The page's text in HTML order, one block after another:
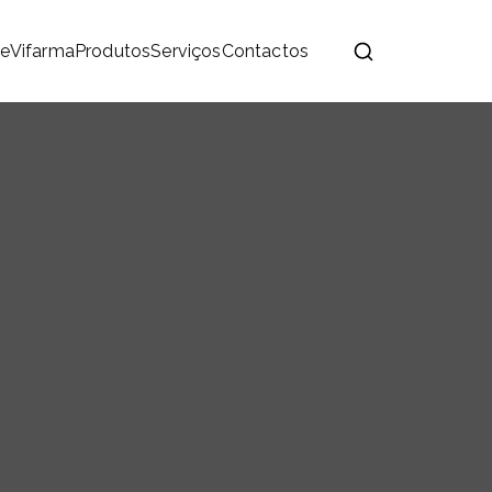
VifarmaProdutosServiçosContactos